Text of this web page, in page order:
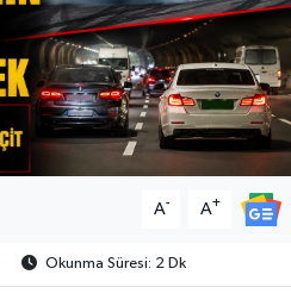
A- A+
Okunma Süresi: 2 Dk